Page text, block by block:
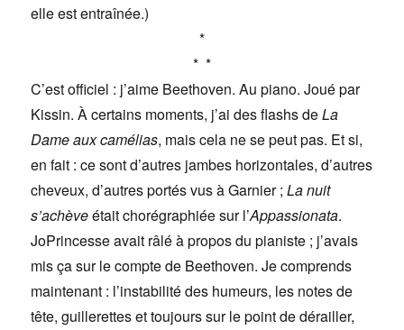
elle est entraînée.)
*
* *
C’est officiel : j’aime Beethoven. Au piano. Joué par
Kissin. À certains moments, j’ai des flashs deLa
Dame aux camélias, mais cela ne se peut pas. Et si,
en fait : ce sont d’autres jambes horizontales, d’autres
cheveux, d’autres portés vus à Garnier ;La nuit
s’achèveétait chorégraphiée sur l’Appassionata.
JoPrincesse avait râlé à propos du pianiste ; j’avais
mis ça sur le compte de Beethoven. Je comprends
maintenant : l’instabilité des humeurs, les notes de
tête, guillerettes et toujours sur le point de dérailler,